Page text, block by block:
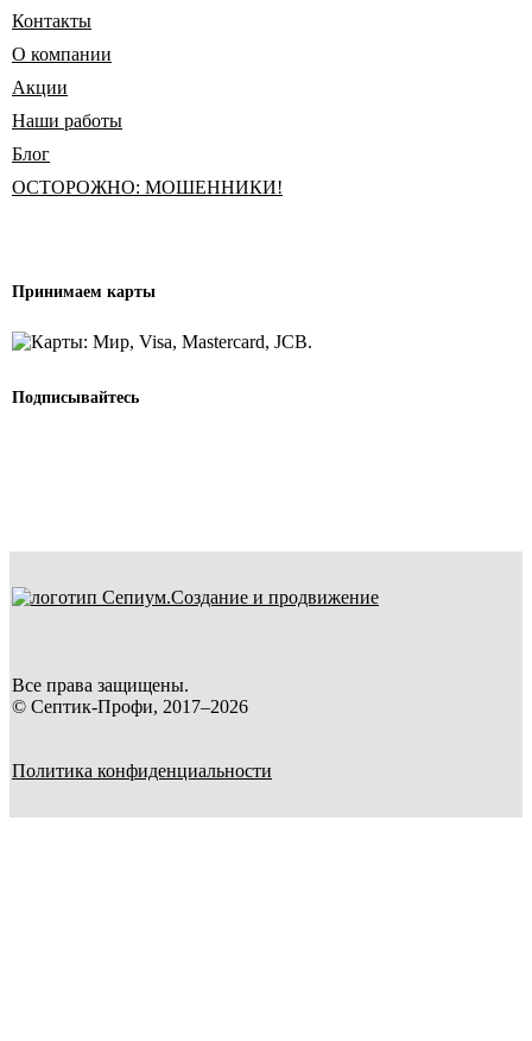
Контакты
О компании
Акции
Наши работы
Блог
ОСТОРОЖНО: МОШЕННИКИ!
Принимаем карты
Подписывайтесь
Все права защищены.
© Септик-Профи, 2017–2026
Политика конфиденциальности
Создание и продвижение